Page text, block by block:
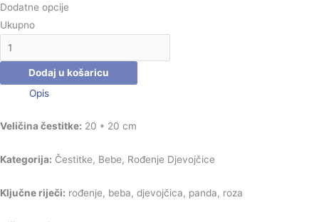
Dodatne opcije
Ukupno
Dodaj u košaricu
Opis
Veličina čestitke: 20 * 20 cm
Kategorija: Čestitke, Bebe, Rođenje Djevojčice
Ključne riječi: rođenje, beba, djevojčica, panda, roza